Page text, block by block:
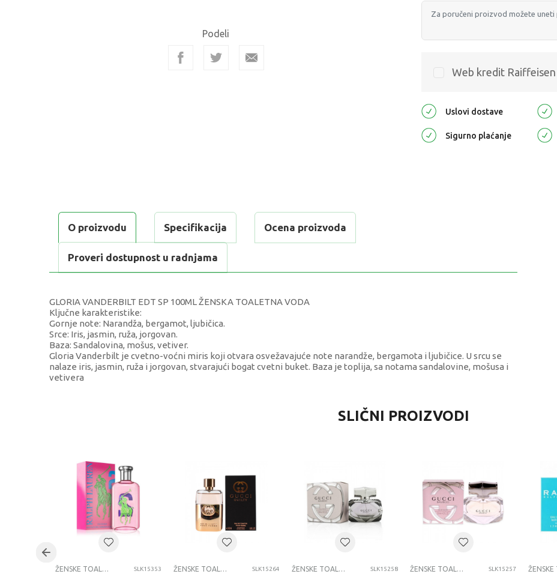
Podeli
Web kredit
Uslovi dostave
Sigurno plaćanje
O proizvodu Specifikacija Ocena proizvoda
Proveri dostupnost u radnjama
GLORIA VANDERBILT EDT SP 100ML ŽENSKA TOALETNA VODA
Ključne karakteristike:
Gornje note: Narandža, bergamot, ljubičica.
Srce: Iris, jasmin, ruža, jorgovan.
Baza: Sandalovina, mošus, vetiver.
Gloria Vanderbilt je cvetno-voćni miris koji otvara osvežavajuće note narandže, bergamota i ljubičice. U srcu se
nalaze iris, jasmin, ruža i jorgovan, stvarajući bogat cvetni buket. Baza je toplija, sa notama sandalovine, mošusa i
vetivera
Ženske toaletne vode
Pol
Uzrast svi uzrasti
Kategorija
SLIČNI PROIZVODI
ŽENSKE TOALETNE VODE SLK15353 ŽENSKE TOALETNE VODE SLK15264 ŽENSKE TOALETNE VODE SLK15258 ŽENSKE TOALETNE VODE SLK15257